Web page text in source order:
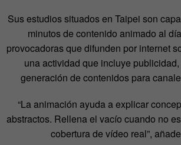
Sus estudios situados en Taipei son
minutos de contenido animado al
provocadoras que difunden por internet
una actividad que incluye
generación de contenidos para
“La animación ayuda a explicar
abstractos. Rellena el vacío cuando no
cobertura de vídeo real”,